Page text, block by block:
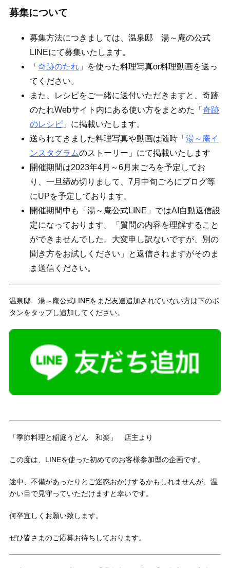
募集について
募集方法につきましては、温泉邸 湯～庵の公式
LINEにて募集いたします。
「 奇跡のたれ」を使った料理写真or料理動画を送っ
てください。
また、レシピをご一緒に送付いただきますと、奇跡
のたれWebサイト内にある使い方をまとめた「 奇跡
のレシピ」に掲載いたします。
送られてきました料理写真や動画は随時「 湯～庵イ
ンスタグラムのストーリー」にて掲載いたします
開催期間は2023年4月～6月末ごろを予定してお
り、一旦締め切りまして、7月中旬ごろにブログ等
にUPを予定しております。
開催期間中も「湯～庵公式LINE」ではAI自動返信設
定になっております。「質問の内容を理解すること
ができませんでした。大変申し訳ないですが、別の
聞き方をお試しください」と返信されますがそのま
ま送信ください。
温泉邸 湯～庵公式LINEをまだ友達追加されていない方は下のボ
タンをタップし追加してください。
「季節料理と稲庭うどん 和楽」 店主より
この度は、LINEを使った初めてのお客様参加型の企画です。
途中、不備があったりとご迷惑おかけするかもしれませんが、温
かい目で見守っていただけますと幸いです。
何卒宜しくお願い致します。
ぜひ皆さまのご応募お待ちしております。